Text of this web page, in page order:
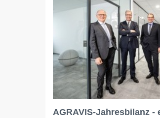
AGRAVIS-Jahresbilanz -